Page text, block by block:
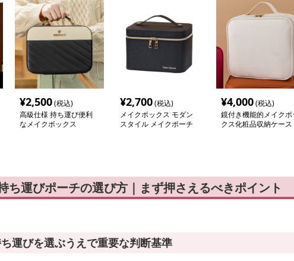
¥2,500(税込)
高級仕様 持ち運び便利
なメイクボックス
¥2,700(税込)
メイクボックス モダン
スタイル メイクポーチ
¥4,000(税込)
鏡付き機能的メイクボ
クス化粧品収納ケース
ち運びポーチの選び方｜まず押さえるべきポイント
運びを選ぶうえで重要な判断基準